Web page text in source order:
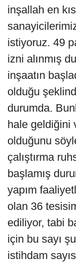
inşallah en
istiyoruz. 49
izni alınmış
inşaatın
olduğu
durumda.
hale geldiğini
olduğunu
çalıştırma
başlamış
yapım
olan 36
ediliyor, tabi
için bu sayı
istihdam